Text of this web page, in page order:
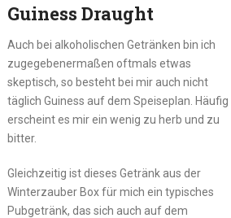
Guiness Draught
Auch bei alkoholischen Getränken bin ich
zugegebenermaßen oftmals etwas
skeptisch, so besteht bei mir auch nicht
täglich Guiness auf dem Speiseplan. Häufig
erscheint es mir ein wenig zu herb und zu
bitter.
Gleichzeitig ist dieses Getränk aus der
Winterzauber Box für mich ein typisches
Pubgetränk, das sich auch auf dem